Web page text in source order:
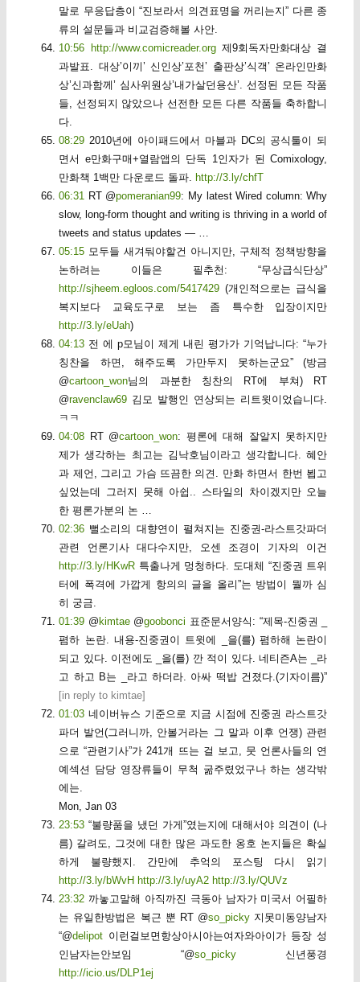
말로 무응답층이 “진보라서 의견표명을 꺼리는지” 다른 종
류의 설문들과 비교검증해볼 사안.
10:56
http://www.comicreader.org제9회독자만화대상 결
과발표. 대상’이끼’ 신인상’포천’ 출판상’식객’ 온라인만화
상’신과함께’ 심사위원상’내가살던용산’. 선정된 모든 작품
들, 선정되지 않았으나 선전한 모든 다른 작품들 축하합니
다.
08:29 2010년에 아이패드에서 마블과 DC의 공식툴이 되
면서 e만화구매+열람앱의 단독 1인자가 된 Comixology,
만화책 1백만 다운로드 돌파. http://3.ly/chfT
06:31 RT @pomeranian99: My latest Wired column: Why
slow, long-form thought and writing is thriving in a world of
tweets and status updates — …
05:15 모두들 새겨둬야할건 아니지만, 구체적 정책방향을
논하려는 이들은 필추천: “무상급식단상”
http://sjheem.egloos.com/5417429 (개인적으로는 급식을
복지보다 교육도구로 보는 좀 특수한 입장이지만
http://3.ly/eUah)
04:13 전 에 p모님이 제게 내린 평가가 기억납니다: “누가
칭찬을 하면, 해주도록 가만두지 못하는군요” (방금
@cartoon_won님의 과분한 칭찬의 RT에 부쳐) RT
@ravenclaw69 김모 발행인 연상되는 리트윗이었습니다.
ㅋㅋ
04:08 RT @cartoon_won: 평론에 대해 잘알지 못하지만
제가 생각하는 최고는 김낙호님이라고 생각합니다. 혜안
과 제언, 그리고 가슴 뜨끔한 의견. 만화 하면서 한번 뵙고
싶었는데 그러지 못해 아쉽.. 스타일의 차이겠지만 오늘
한 평론가분의 논 …
02:36 뻘소리의 대향연이 펼쳐지는 진중권-라스트갓파더
관련 언론기사 대다수지만, 오센 조경이 기자의 이건
http://3.ly/HKwR 특출나게 멍청하다. 도대체 “진중권 트위
터에 폭격에 가깝게 항의의 글을 올리”는 방법이 뭘까 심
히 궁금.
01:39 @ kimtae@goobonci 표준문서양식: “제목-진중권 _
폄하 논란. 내용-진중권이 트윗에 _을(를) 폄하해 논란이
되고 있다. 이전에도 _을(를) 깐 적이 있다. 네티즌A는 _라
고 하고 B는 _라고 하더라. 아싸 떡밥 건졌다.(기자이름)”
[in reply to kimtae]
01:03 네이버뉴스 기준으로 지금 시점에 진중권 라스트갓
파더 발언(그러니까, 안볼거라는 그 말과 이후 언쟁) 관련
으로 “관련기사”가 241개 뜨는 걸 보고, 뭇 언론사들의 연
예섹션 담당 영장류들이 무척 굶주렸었구나 하는 생각밖
에는.
Mon, Jan 03
23:53 “불량품을 냈던 가게”였는지에 대해서야 의견이 (나
름) 갈려도, 그것에 대한 많은 과도한 옹호 논지들은 확실
하게 불량했지. 간만에 추억의 포스팅 다시 읽기
http://3.ly/bWvH http://3.ly/uyA2 http://3.ly/QUVz
23:32 까놓고말해 아직까진 극동아 남자가 미국서 어필하
는 유일한방법은 복근 뿐 RT @so_picky 지못미동양남자
“@delipot 이런걸보면항상아시아는여자와아이가 등장 성
인남자는안보임 “@so_picky 신년풍경
http://icio.us/DLP1ej